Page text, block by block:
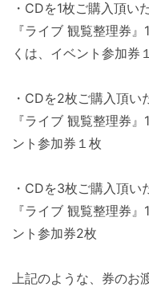
・CDを1枚ご購入頂い
『ライブ 観覧整理券
くは、イベント参加券
・CDを2枚ご購入頂い
『ライブ 観覧整理券
ント参加券１枚
・CDを3枚ご購入頂い
『ライブ 観覧整理券
ント参加券2枚
上記のような、券のお